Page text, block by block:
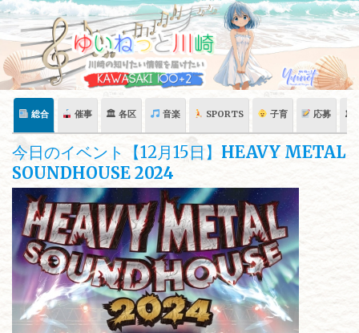
Skip
content
総合 催事 🏛 各区 音楽 SPORTS 子育 応募 🏛
今日のイベント【12月15日】 HEAVY METAL
SOUNDHOUSE 2024